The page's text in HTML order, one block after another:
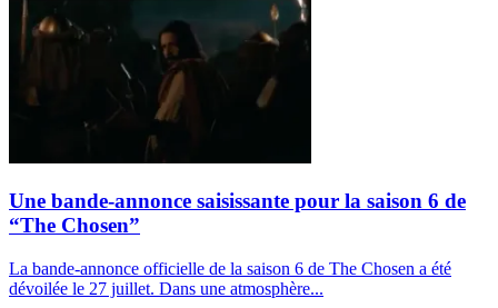
Une bande-annonce saisissante pour la saison 6 de
“The Chosen”
La bande-annonce officielle de la saison 6 de The Chosen a été
dévoilée le 27 juillet. Dans une atmosphère...